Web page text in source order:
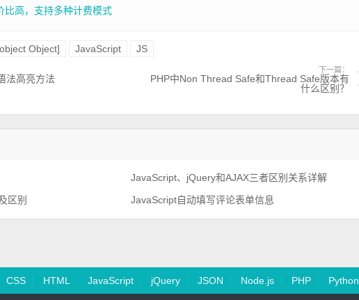
比高，支持多种计费模式
Object] JavaScript JS
法高亮方法
下一篇：
PHP中Non Thread Safe和Thread Safe版本有
什么区别？
JavaScript、jQuery和AJAX三者区别关系详解
区别
JavaScript自动填写评论表单信息
CSS HTML JavaScript jQuery JSON Node.js PHP Python